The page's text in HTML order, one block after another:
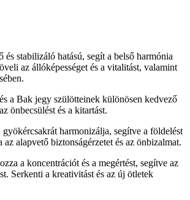
és stabilizáló hatású, segít a belső harmónia
az állóképességet és a vitalitást, valamint
a Bak jegy szülötteinek különösen kedvező
önbecsülést és a kitartást.
harmonizálja, segítve a földelést
az alapvető biztonságérzetet és az önbizalmat.
a koncentrációt és a megértést, segítve az
Serkenti a kreativitást és az új ötletek